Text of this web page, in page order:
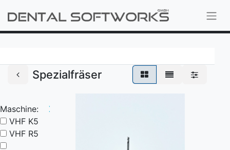
Spezialfräser
Maschine:
X
VHF K5
VHF R5